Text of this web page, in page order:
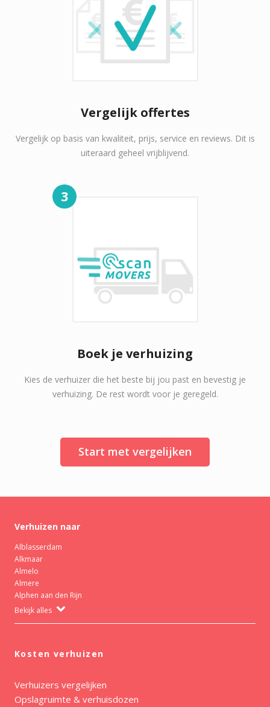
Vergelijk offertes
Vergelijk op basis van kwaliteit, prijs, service en reviews. Dit is
uiteraard geheel vrijblijvend.
3
Boek je verhuizing
Kies de verhuizer die het beste bij jou past en bevestig je
verhuizing. De rest wordt voor je geregeld.
Start met vergelijken
Verhuizen naar
Alblasserdam
Alkmaar
Almelo
Almere
Alphen aan den Rijn
Bekijk alles
Kosten verhuizen
Verhuizers vergelijken
Opslagruimte & verhuisdozen